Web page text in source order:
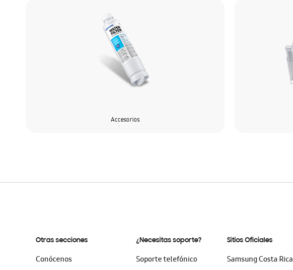
Accesorios
Otras secciones
Conócenos
¿Necesitas soporte?
Soporte telefónico
Sitios Oficiales
Samsung Costa Rica